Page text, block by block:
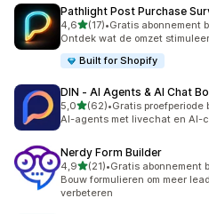
Pathlight Post Purchase
4,6van 5 sterren
(17)
17 recensies in totaal
•Gratis abonnement
Ontdek wat de omzet
Built for Shopify
DIN ‑ AI Agents & AI Chat
5,0van 5 sterren
(62)
62 recensies in totaal
•Gratis proefperiode
AI-agents met livechat en AI-
Nerdy Form Builder
4,9van 5 sterren
(21)
21 recensies in totaal
•Gratis abonnement
Bouw formulieren om meer
verbeteren